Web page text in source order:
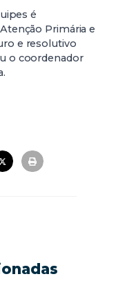
é
Primária e
e resolutivo
o coordenador